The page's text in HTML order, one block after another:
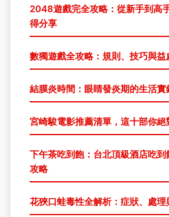
2048遊戲完全攻略：從新手到高
得分享
數獨遊戲全攻略：規則、技巧與益
結膜炎時間：眼睛發炎期的生活
宮崎駿電影推薦清單，這十部你絕
下午茶吃到飽：台北頂級酒店吃
攻略
花狹口蛙毒性全解析：症狀、處